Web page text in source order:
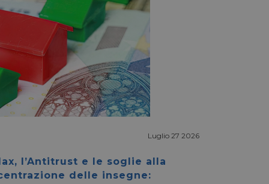
Luglio 27 2026
l’Antitrust e le soglie alla
delle insegne:
sulle pagine
Script.com per
tra umani e bot.